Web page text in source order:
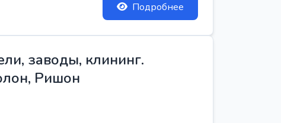
Подробнее
заводы, клининг.
Ришон